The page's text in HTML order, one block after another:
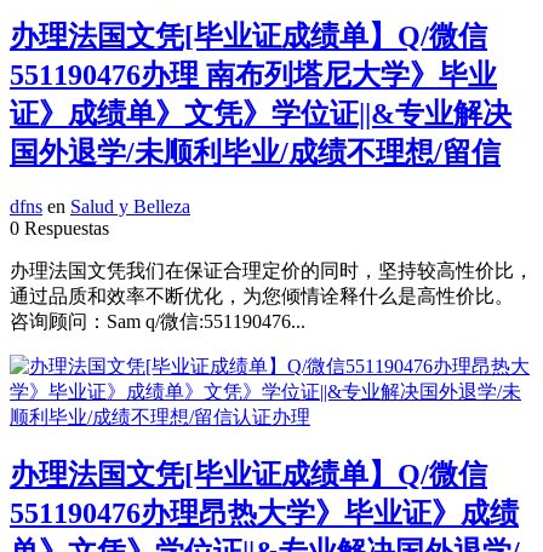
办理法国文凭[毕业证成绩单】Q/微信
551190476办理 南布列塔尼大学》毕业
证》成绩单》文凭》学位证||&专业解决
国外退学/未顺利毕业/成绩不理想/留信
dfns en Salud y Belleza
0 Respuestas
办理法国文凭我们在保证合理定价的同时，坚持较高性价比，
通过品质和效率不断优化，为您倾情诠释什么是高性价比。
咨询顾问：Sam q/微信:551190476...
办理法国文凭[毕业证成绩单】Q/微信
551190476办理昂热大学》毕业证》成绩